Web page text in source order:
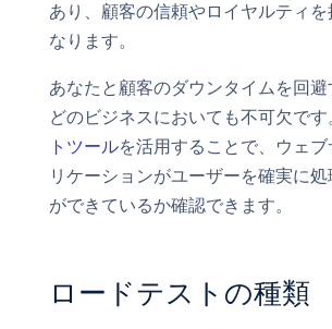
あり、顧客の信頼やロイヤルティを
なります。
あなたと顧客のダウンタイムを回避
どのビジネスにおいても不可欠です
トツールを活用することで、ウェ
リケーションがユーザーを確実に
ができているか確認できます。
ロードテストの種類